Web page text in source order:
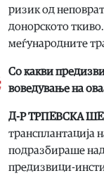
ризик од
донорското
меѓународните
Со какви
воведување на
Д-Р ТРПЕВСКА
трансплантација
подразбираше
предизвици-